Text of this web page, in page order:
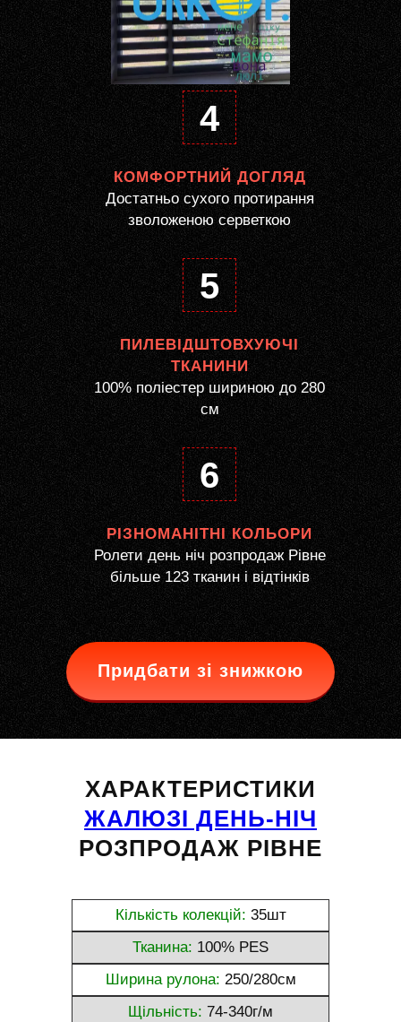
4
КОМФОРТНИЙ ДОГЛЯД
Достатньо сухого протирання
зволоженою серветкою
5
ПИЛЕВІДШТОВХУЮЧІ
ТКАНИНИ
100% поліестер шириною до 280
см
6
РІЗНОМАНІТНІ КОЛЬОРИ
Ролети день ніч розпродаж Рівне
більше 123 тканин і відтінків
Придбати зі знижкою
ХАРАКТЕРИСТИКИ
ЖАЛЮЗІ ДЕНЬ-НІЧ
РОЗПРОДАЖ РІВНЕ
Кількість колекцій: 35шт
Тканина: 100% PES
Ширина рулона: 250/280см
Щільність: 74-340г/м